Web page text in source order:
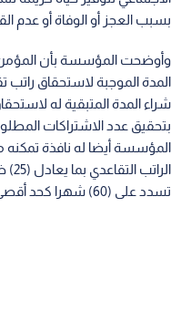
بسبب العجز أو الوفاة أو عدم
وأوضحت المؤسسة بأن المؤمن
المدة الموجبة لاستحقاق
المؤسسة أيضا له نافذة
تسدد على (60) شهرا كحد أقصى من راتبه التقاعدي.